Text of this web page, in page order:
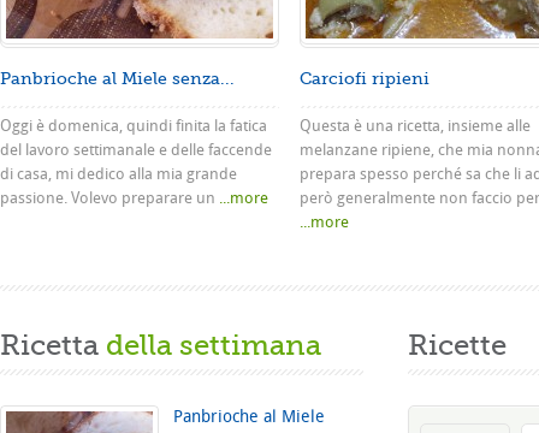
Panbrioche al Miele senza...
Oggi è domenica, quindi finita la fatica
del lavoro settimanale e delle faccende
di casa, mi dedico alla mia grande
passione. Volevo preparare un ...more
Carciofi ripieni
Questa è una ricetta, insieme alle
melanzane ripiene, che mia
prepara spesso perché sa che li
però generalmente non faccio
...more
Ricetta della settimana
Panbrioche al Miele
Ricette